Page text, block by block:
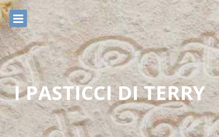
Vai
al
contenuto
I PASTICCI DI TERRY